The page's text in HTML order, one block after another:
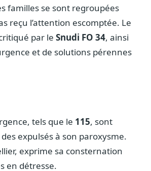
familles se sont regroupées
reçu l’attention escomptée. Le
par le Snudi FO 34, ainsi
et de solutions pérennes
tels que le 115, sont
expulsés à son paroxysme.
exprime sa consternation
en détresse.